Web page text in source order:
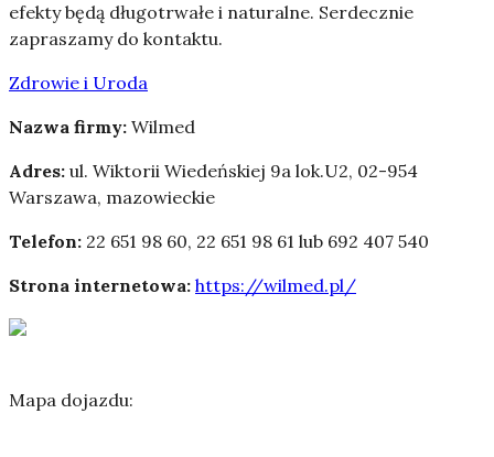
efekty będą długotrwałe i naturalne. Serdecznie
zapraszamy do kontaktu.
Zdrowie i Uroda
Nazwa firmy: Wilmed
Adres: ul. Wiktorii Wiedeńskiej 9a lok.U2, 02-954
Warszawa, mazowieckie
Telefon: 22 651 98 60, 22 651 98 61 lub 692 407 540
Strona internetowa: https://wilmed.pl/
Mapa dojazdu: